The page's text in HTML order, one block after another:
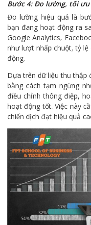
Bước 4: Đo lường, tối
Đo lường hiệu quả là
bạn đang hoạt động ra
Google Analytics,
như lượt nhấp chuột, tỷ lệ
động.
Dựa trên dữ liệu thu thập
bằng cách tạm ngừng
điều chỉnh thông điệp,
hoạt động tốt. Việc này
chiến dịch đạt hiệu quả